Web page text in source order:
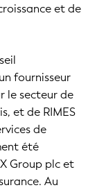
et de
fournisseur
le secteur de
et de RIMES
de
été
Group plc et
Au